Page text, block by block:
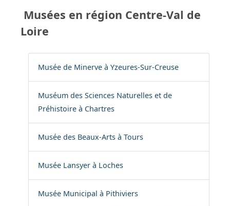
Musées en région Centre-Val de
Loire
Musée de Minerve à Yzeures-Sur-Creuse
Muséum des Sciences Naturelles et de
Préhistoire à Chartres
Musée des Beaux-Arts à Tours
Musée Lansyer à Loches
Musée Municipal à Pithiviers